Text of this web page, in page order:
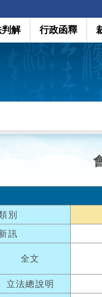
解 行政函釋
別
訊
全文
立法總說明